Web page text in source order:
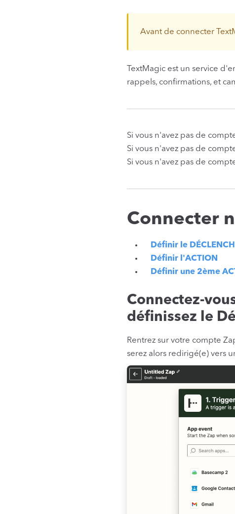
Avant de connecter
TextMagic est un service
rappels, confirmations, et
Si vous n'avez pas de
Si vous n'avez pas de
Si vous n'avez pas de
Connecter
Définir le
Définir l'ACTION
Définir une 2ème
Connectez-
définissez le
Rentrez sur votre compte
serez alors redirigé(e) vers